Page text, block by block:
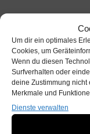
Um dir ein optimales
Cookies, um
Wenn du diesen
Surfverhalten oder
deine Zustimmung nicht
Merkmale und
Dienste verwalten
PUBLISHED